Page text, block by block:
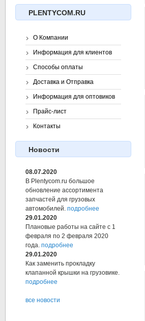
PLENTYCOM.RU
О Компании
Информация для клиентов
Способы оплаты
Доставка и Отправка
Информация для оптовиков
Прайс-лист
Контакты
Новости
08.07.2020
В Plentycom.ru большое
обновление ассортимента
запчастей для грузовых
автомобилей. подробнее
29.01.2020
Плановые работы на сайте с 1
февраля по 2 февраля 2020
года. подробнее
29.01.2020
Как заменить прокладку
клапанной крышки на грузовике.
подробнее
все новости